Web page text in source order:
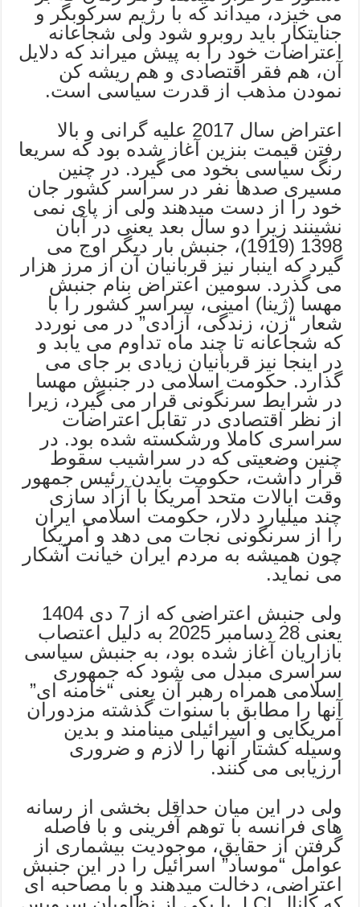
می خیزد، میداند که با رژیم سرکوبگر و
جنایتکار باید روبرو شود ولی شجاعانه
اعتراضات خود را به پیش میراند که دلایل
آن، هم فقر اقتصادی و هم ریشه کن
نمودن مذهب از قدرت سیاسی است.
اعتراض سال 2017 علیه گرانی و بالا
رفتن قیمت بنزین آغاز شده بود که سریعا
رنگ سیاسی بخود می گیرد. در چنین
مسیری صدها نفر در سراسر کشور جان
خود را از دست میدهند ولی از پای نمی
نشینند زیرا دو سال بعد یعنی در آبان
1398 (1919)، جنبش بار دیگر اوج می
گیرد که اینبار نیز قربانیان آن از مرز هزار
می گذرد. سومین اعتراض بنام جنبش
مهسا (ژینا) امینی، سراسر کشور را با
شعار “زن، زندگی، آزادی” در می نوردد
که شجاعانه تا چند ماه تداوم می یابد و
در اینجا نیز قربانیان زیادی بر جای می
گذارد. حکومت اسلامی در جنبش مهسا
در شرایط سرنگونی قرار می گیرد، زیرا
از نظر اقتصادی در تقابل اعتراضات
سراسری کاملا ورشکسته شده بود. در
چنین وضعیتی که در سراشیب سقوط
قرار داشت، حکومت بایدن رئیس جمهور
وقت ایالات متحد آمریکا با آزاد سازی
چند میلیارد دلار، حکومت اسلامی ایران
را از سرنگونی نجات می دهد و آمریکا
چون همیشه به مردم ایران خیانت آشکار
می نماید.
ولی جنبش اعتراضی که از 7 دی 1404
یعنی 28 دسامبر 2025 به دلیل اعتصاب
بازاریان آغاز شده بود، به جنبش سیاسی
سراسری مبدل می شود که جمهوری
اسلامی همراه رهبر آن یعنی “خامنه ای”
آنها را مطابق با سنوات گذشته مزدوران
آمریکایی و اسرائیلی مینامند و بدین
وسیله کشتار آنها را لازم و ضروری
ارزیابی می کنند.
ولی در این میان حداقل بخشی از رسانه
های فرانسه با توهم آفرینی و با فاصله
گرفتن از حقایق، موجودیت بیشماری از
عوامل “موساد” اسرائیل را در این جنبش
اعتراضی، دخالت میدهند و با مصاحبه ای